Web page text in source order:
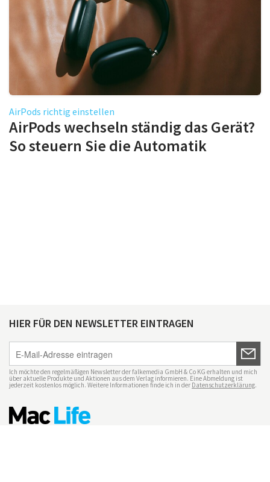
AirPods richtig einstellen
AirPods wechseln ständig das Gerät?
So steuern Sie die Automatik
HIER FÜR DEN NEWSLETTER EINTRAGEN
Ich möchte den regelmäßigen Newsletter der falkemedia GmbH & Co KG erhalten und mich
über aktuelle Produkte und Aktionen aus dem Verlag informieren. Eine Abmeldung ist
jederzeit kostenlos möglich. Weitere Informationen finde ich in der Datenschutzerklärung.